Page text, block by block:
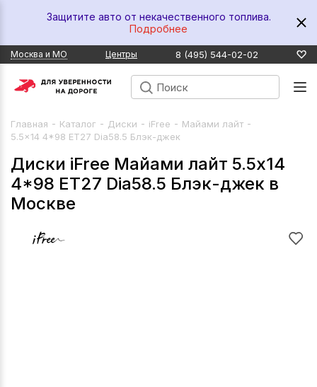
Защитите авто от некачественного топлива.
Подробнее
Москва и МО Центры 8 (495) 544-02-02
Главная - Каталог - Диски - iFree - Майами лайт -
5.5x14 4*98 ET27 Dia58.5 Блэк-джек
Диски iFree Майами лайт 5.5x14
4*98 ET27 Dia58.5 Блэк-джек в
Москве